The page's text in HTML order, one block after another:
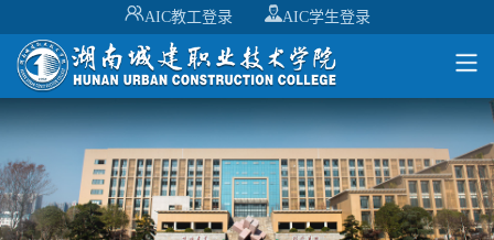
AIC教工登录 AIC学生登录